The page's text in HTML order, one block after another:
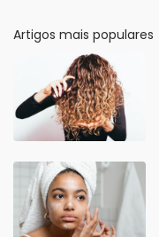
Artigos mais populares